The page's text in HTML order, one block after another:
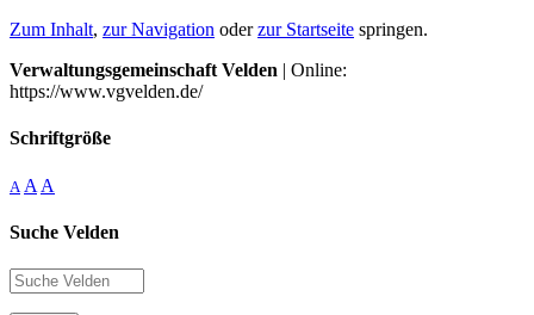
Zum Inhalt, zur Navigation oderzur Startseite springen.
Verwaltungsgemeinschaft Velden | Online:
https://www.vgvelden.de/
Schriftgröße
A A A
Suche Velden